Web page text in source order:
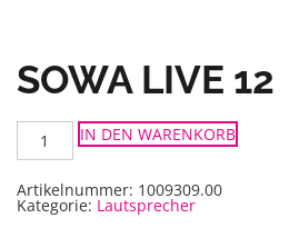
SOWA LIVE 12
SOWA
Live
12
IN DEN WARENKORB
Artikelnummer: 1009309.00
Kategorie: Lautsprecher